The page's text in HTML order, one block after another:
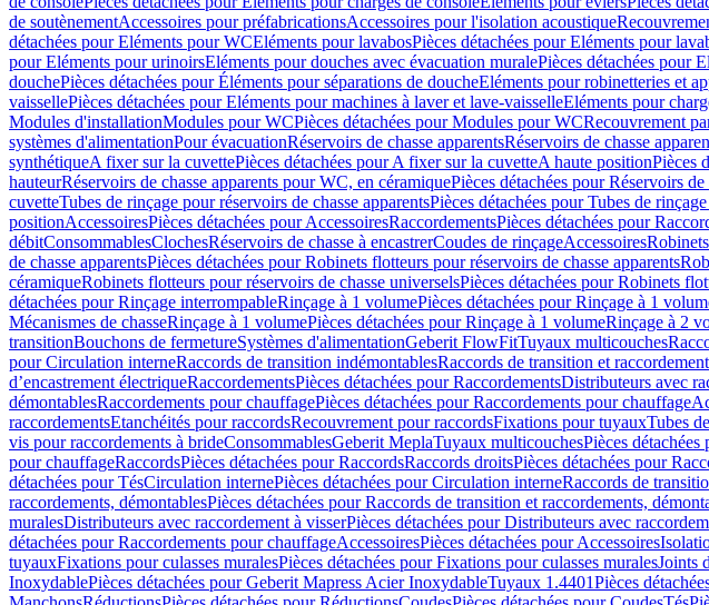
de soutènementAccessoires pour préfabricationsAccessoires pour l'isolation acoustique
détachées pour Eléments pour WCEléments pour lavabosPièces détachées pour Eléments pour
pour Eléments pour urinoirsEléments pour douches avec évacuation muralePièces détachées pour
douchePièces détachées pour Éléments pour séparations de doucheEléments pour robinetteries et
vaissellePièces détachées pour Eléments pour machines à laver et lave-vaisselleEléments pour
Modules d'installationModules pour WCPièces détachées pour Modules pour WCRecouvrement
systèmes d'alimentationPour évacuationRéservoirs de chasse apparentsRéservoirs de chasse
synthétiqueA fixer sur la cuvettePièces détachées pour A fixer sur la cuvetteA haute positionPièces
hauteurRéservoirs de chasse apparents pour WC, en céramiquePièces détachées pour Réservoirs
cuvetteTubes de rinçage pour réservoirs de chasse apparentsPièces détachées pour Tubes de
positionAccessoiresPièces détachées pour AccessoiresRaccordementsPièces détachées pour
débitConsommablesClochesRéservoirs de chasse à encastrerCoudes de rinçageAccessoires
de chasse apparentsPièces détachées pour Robinets flotteurs pour réservoirs de chasse apparents
céramiqueRobinets flotteurs pour réservoirs de chasse universelsPièces détachées pour Robinets
détachées pour Rinçage interrompableRinçage à 1 volumePièces détachées pour Rinçage à 1
Mécanismes de chasseRinçage à 1 volumePièces détachées pour Rinçage à 1 volumeRinçage à 2
transitionBouchons de fermetureSystèmes d'alimentationGeberit FlowFitTuyaux multicouches
pour Circulation interneRaccords de transition indémontablesRaccords de transition et
d’encastrement électriqueRaccordementsPièces détachées pour RaccordementsDistributeurs avec
démontablesRaccordements pour chauffagePièces détachées pour Raccordements pour chauffage
raccordementsEtanchéités pour raccordsRecouvrement pour raccordsFixations pour tuyauxTubes
vis pour raccordements à brideConsommablesGeberit MeplaTuyaux multicouchesPièces
pour chauffageRaccordsPièces détachées pour RaccordsRaccords droitsPièces détachées pour
détachées pour TésCirculation internePièces détachées pour Circulation interneRaccords de
raccordements, démontablesPièces détachées pour Raccords de transition et raccordements,
muralesDistributeurs avec raccordement à visserPièces détachées pour Distributeurs avec
détachées pour Raccordements pour chauffageAccessoiresPièces détachées pour Accessoires
tuyauxFixations pour culasses muralesPièces détachées pour Fixations pour culasses muralesJoints
InoxydablePièces détachées pour Geberit Mapress Acier InoxydableTuyaux 1.4401Pièces